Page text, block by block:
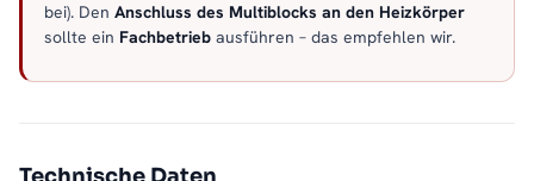
bei). Den Anschluss des Multiblocks an den Heizkörper
sollte ein Fachbetrieb ausführen – das empfehlen wir.